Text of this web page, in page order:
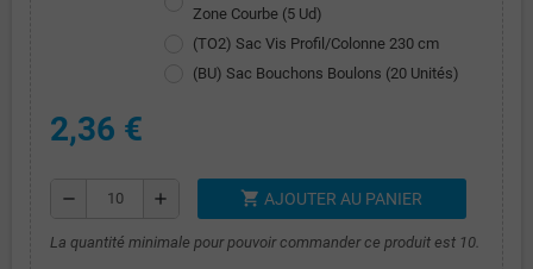
Zone Courbe (5 Ud)
(TO2) Sac Vis Profil/Colonne 230 cm
(BU) Sac Bouchons Boulons (20 Unités)
2,36 €
remove add shopping_cart AJOUTER AU PANIER
La quantité minimale pour pouvoir commander ce produit est 10.